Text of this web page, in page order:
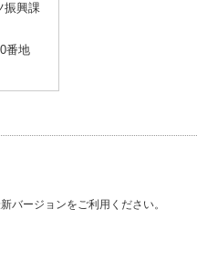
興課
番地
バージョンをご利用ください。